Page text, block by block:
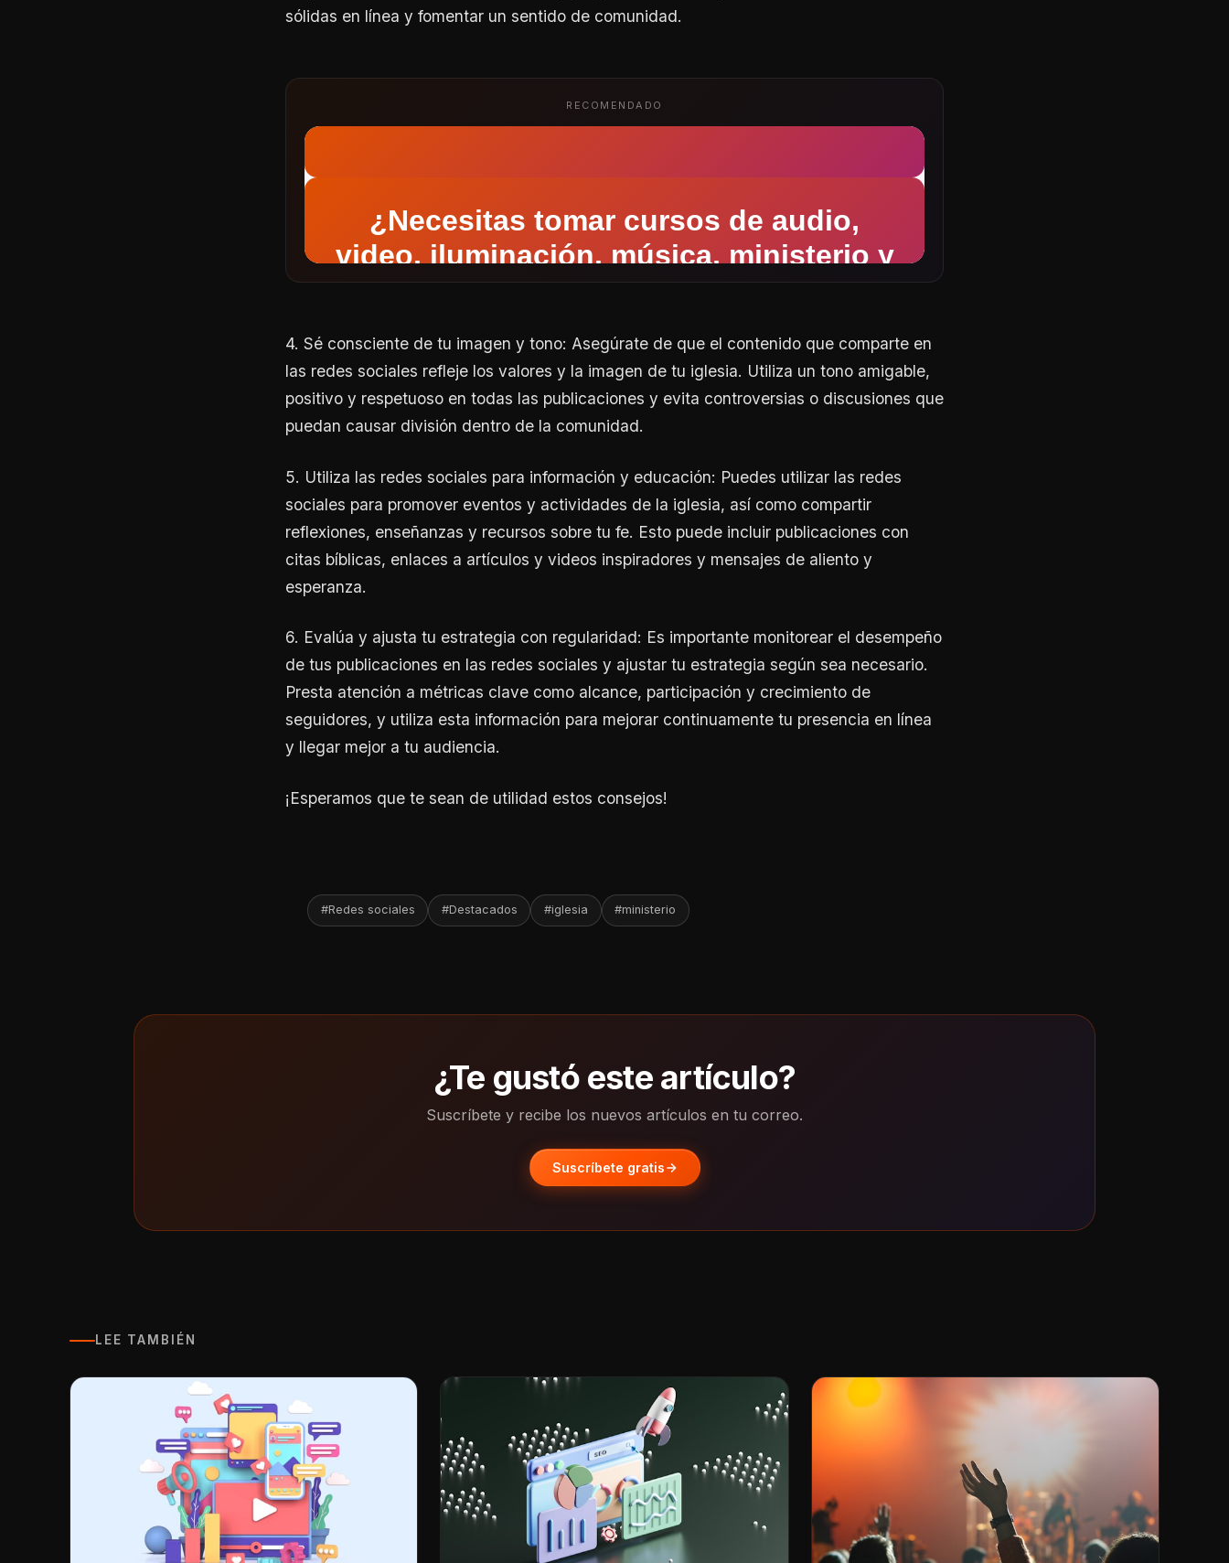
sólidas en línea y fomentar un sentido de comunidad.
RECOMENDADO
4. Sé consciente de tu imagen y tono: Asegúrate de que el contenido que comparte en
las redes sociales refleje los valores y la imagen de tu iglesia. Utiliza un tono amigable,
positivo y respetuoso en todas las publicaciones y evita controversias o discusiones que
puedan causar división dentro de la comunidad.
5. Utiliza las redes sociales para información y educación: Puedes utilizar las redes
sociales para promover eventos y actividades de la iglesia, así como compartir
reflexiones, enseñanzas y recursos sobre tu fe. Esto puede incluir publicaciones con
citas bíblicas, enlaces a artículos y videos inspiradores y mensajes de aliento y
esperanza.
6. Evalúa y ajusta tu estrategia con regularidad: Es importante monitorear el desempeño
de tus publicaciones en las redes sociales y ajustar tu estrategia según sea necesario.
Presta atención a métricas clave como alcance, participación y crecimiento de
seguidores, y utiliza esta información para mejorar continuamente tu presencia en línea
y llegar mejor a tu audiencia.
¡Esperamos que te sean de utilidad estos consejos!
#Redes sociales #Destacados #iglesia #ministerio
¿Te gustó este artículo?
Suscríbete y recibe los nuevos artículos en tu correo.
Suscríbete gratis
LEE TAMBIÉN